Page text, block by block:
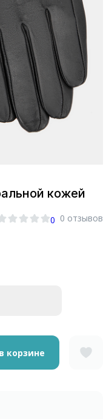
кожей
0 0 отзывов
корзине